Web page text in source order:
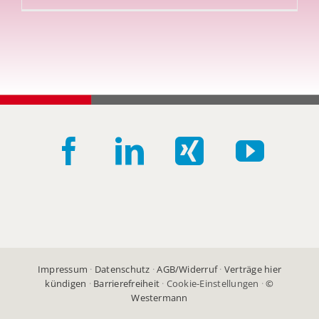
Impressum · Datenschutz ·AGB/Widerruf· Verträge hier
kündigen · Barrierefreiheit· Cookie-Einstellungen ·©
Westermann